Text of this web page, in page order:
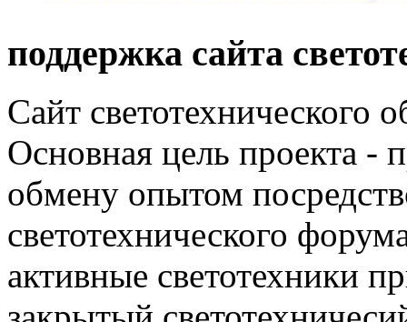
поддержка сайта
Сайт светотехнического
Основная цель проекта -
обмену опытом
светотехнического
активные светотехники